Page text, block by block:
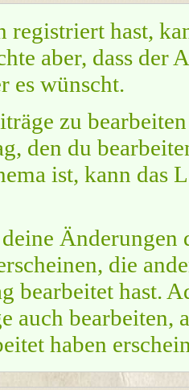
registriert hast,
aber, dass der
es wünscht.
zu
den du
ist, kann das
Änderungen
die
bearbeitet hast.
auch bearbeiten,
haben